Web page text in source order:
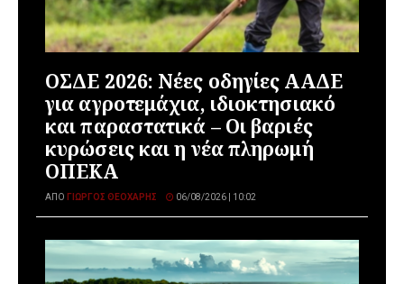
ΟΣΔΕ 2026: Νέες οδηγίες ΑΑΔΕ
για αγροτεμάχια, ιδιοκτησιακό
και παραστατικά – Οι βαριές
κυρώσεις και η νέα πληρωμή
ΟΠΕΚΑ
ΑΠΌ ΓΙΏΡΓΟΣ ΘΕΟΧΆΡΗΣ 06/08/2026 | 10:02